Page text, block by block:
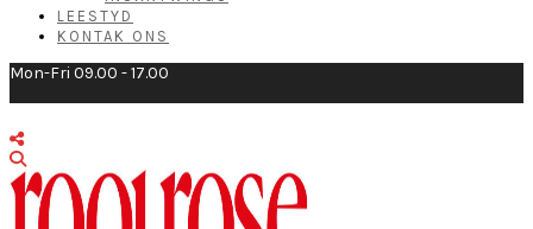
LEESTYD
KONTAK ONS
Mon-Fri 09.00 - 17.00